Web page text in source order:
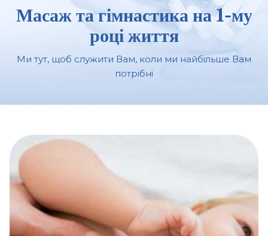
Масаж та гімнастика на 1-му
році життя
Ми тут, щоб служити Вам, коли ми найбільше Вам
потрібні